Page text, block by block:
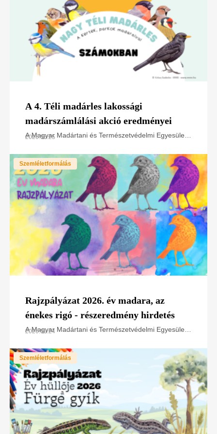
A 4. Téli madárles lakossági
madárszámlálási akció eredményei
A Magyar Madártani és Természetvédelmi Egyesület
hirdette meg a 13 héten át tartó, nagy sikerű országos
2026.03.25
Szemléletformálás
Rajzpályázat 2026. év madara, az
énekes rigó - részeredmény hirdetés
A Magyar Madártani és Természetvédelmi Egyesület
rajzpályázatot óvodás, alsó tagozatos, felső tagozatos
2026.03.24
Szemléletformálás